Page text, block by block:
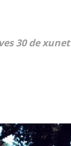
30 de